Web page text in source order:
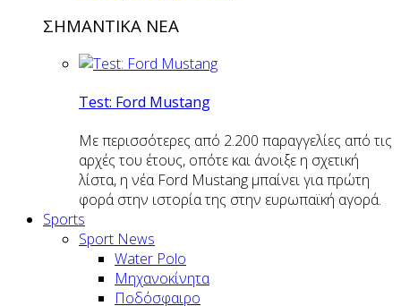
ΣΗΜΑΝΤΙΚΑ ΝΕΑ
Test: Ford Mustang
Με περισσότερες από 2.200 παραγγελίες από τις
αρχές του έτους, οπότε και άνοιξε η σχετική
λίστα, η νέα Ford Mustang μπαίνει για πρώτη
φορά στην ιστορία της στην ευρωπαϊκή αγορά.
Sports
Sport News
Water Polo
Μηχανοκίνητα
Ποδόσφαιρο